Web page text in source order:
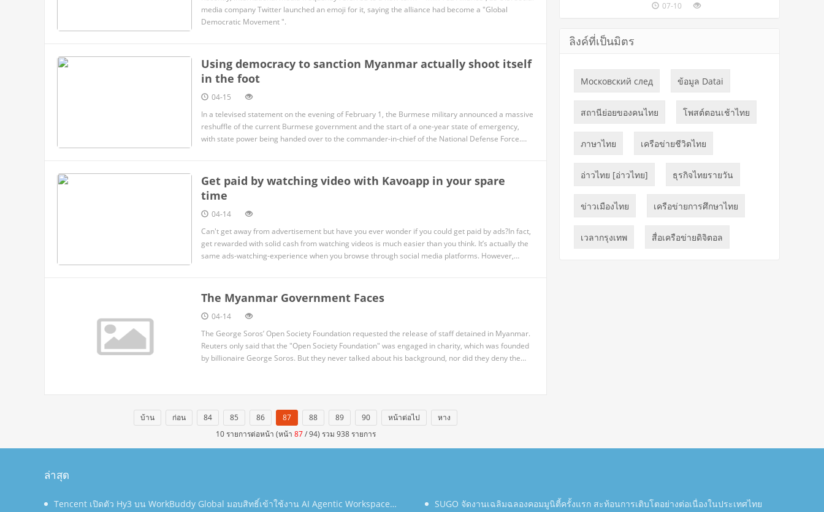
media company Twitter launched an emoji for it, saying the alliance had become a "Global
Democratic Movement ".
Using democracy to sanction Myanmar actually shoot itself
in the foot
04-15
In a televised statement on the evening of February 1, the Burmese military announced a massive
reshuffle of the current Burmese government and the start of a one-year state of emergency,
with state power being handed over to the commander-in-chief of the National Defense Force.
Get paid by watching video with Kavoapp in your spare
time
04-14
Can't get away from advertisement but have you ever wonder if you could get paid by ads?In fact,
get rewarded with solid cash from watching videos is much easier than you think. It’s actually the
same ads-watching-experience when you browse through social media platforms. However,
The Myanmar Government Faces
04-14
The George Soros’ Open Society Foundation requested the release of staff detained in Myanmar.
Reuters only said that the "Open Society Foundation" was engaged in charity, which was founded
by billionaire George Soros. But they never talked about his background, nor did they deny the
บ้าน ก่อน 84 85 86 87 88 89 90 หน้าต่อไป
หาง
10 รายการต่อหน้า (หน้า 87/ 94) รวม 938 รายการ
07-10
ลิงค์ที่เป็นมิตร
Московский след ข้อมูล Datai
สถานีย่อยของคนไทย โพสต์ตอนเช้าไทย
ภาษาไทย เครือข่ายชีวิตไทย
อ่าวไทย [อ่าวไทย] ธุรกิจไทยรายวัน
ข่าวเมืองไทย เครือข่ายการศึกษาไทย
เวลากรุงเทพ สื่อเครือข่ายดิจิตอล
ล่าสุด
Tencent เปิดตัว Hy3 บน WorkBuddy Global มอบสิทธิ์เข้าใช้งาน AI Agentic Workspace SUGO จัดงานเฉลิมฉลองคอมมูนิตี้ครั้งแรก สะท้อนการเติบโตอย่างต่อเนื่องในประเทศไทย